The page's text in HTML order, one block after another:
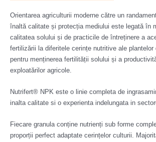
Orientarea agriculturii moderne către un
înaltă calitate și protecția mediului este legată în
calitatea solului și de practicile de întreținere a
fertilizării la diferitele cerințe nutritive ale plantelor
pentru menținerea fertilității solului și a
exploatărilor agricole.
Nutrifert® NPK este o linie completa de
inalta calitate si o experienta indelungata in
Fiecare granula conține nutrienți sub forme
proporții perfect adaptate cerințelor culturii.